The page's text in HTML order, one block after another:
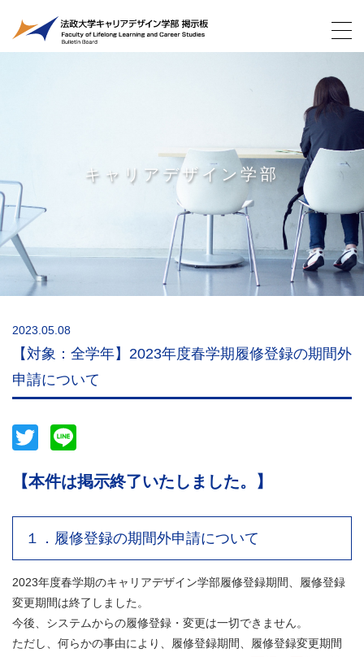
キャリアデザイン学部
2023.05.08
【対象：全学年】2023年度春学期履修登録の期間外
申請について
Twitter
【本件は掲示終了いたしました。】
１．履修登録の期間外申請について
2023年度春学期のキャリアデザイン学部履修登録期間、履修登録
変更期間は終了しました。
今後、システムからの履修登録・変更は一切できません。
ただし、何らかの事由により、履修登録期間、履修登録変更期間